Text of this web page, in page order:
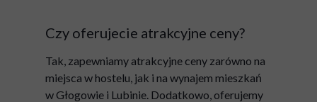
Czy oferujecie atrakcyjne ceny?
Tak, zapewniamy atrakcyjne ceny zarówno na
miejsca w hostelu, jak i na wynajem mieszkań
w Głogowie i Lubinie. Dodatkowo, oferujemy